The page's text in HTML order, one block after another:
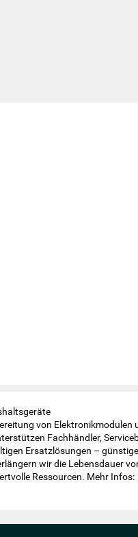
von Elektronikmodulen
Fachhändler,
Ersatzlösungen –
wir die Lebensdauer
Ressourcen. Mehr Infos: